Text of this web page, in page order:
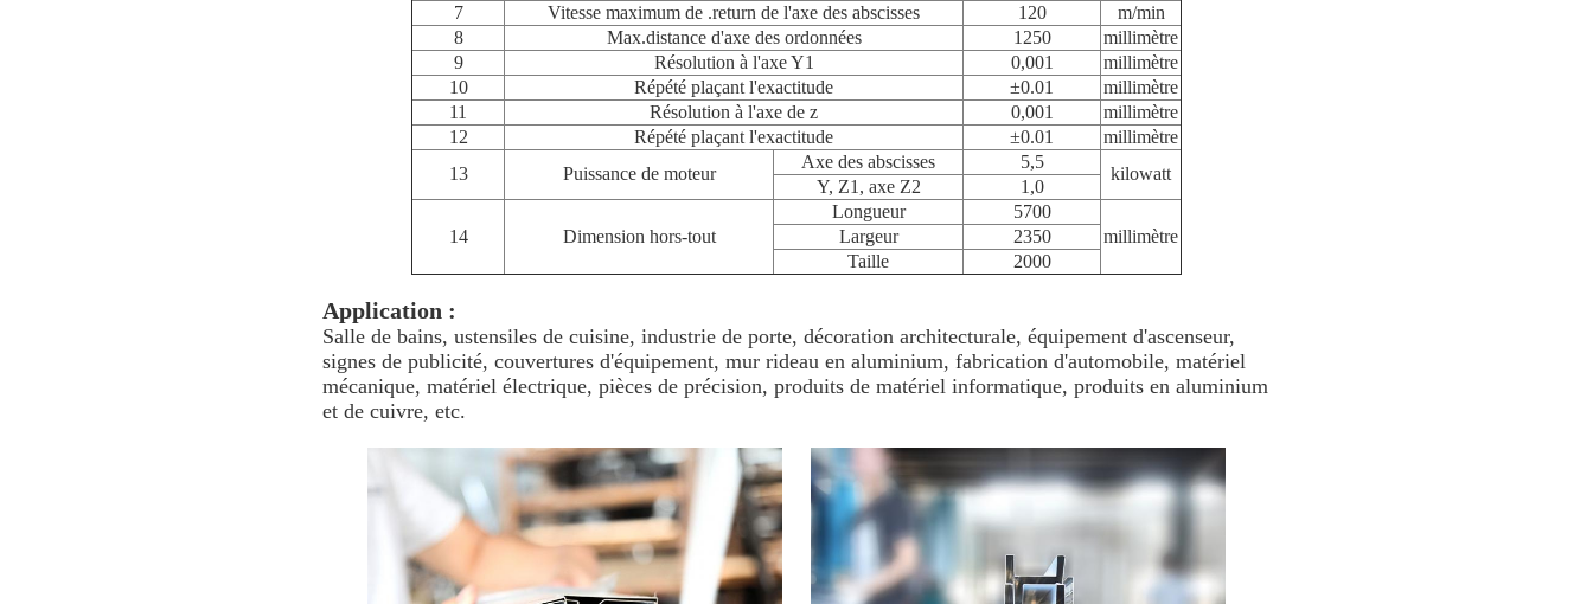
7
Vitesse maximum de .return de l'axe des abscisses 120
m/min
8
Max.distance d'axe des ordonnées 1250
millimètre
9
Résolution à l'axe Y1 0,001
millimètre
10
Répété plaçant l'exactitude ±0.01
millimètre
11
Résolution à l'axe de z 0,001
millimètre
12
Répété plaçant l'exactitude ±0.01
millimètre
13
Puissance de moteur
Axe des abscisses 5,5
kilowatt
Y, Z1, axe Z2 1,0
14 Dimension hors-tout
Longueur
5700
millimètre
Largeur
2350
Taille
2000
Application :
Salle de bains, ustensiles de cuisine, industrie de porte, décoration architecturale, équipement d'ascenseur,
signes de publicité, couvertures d'équipement, mur rideau en aluminium, fabrication d'automobile, matériel
mécanique, matériel électrique, pièces de précision, produits de matériel informatique, produits en aluminium
et de cuivre, etc.